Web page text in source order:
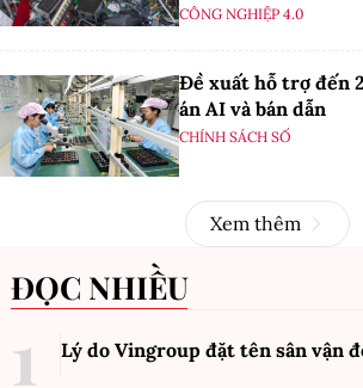
CÔNG NGHIỆP 4.0
Đề xuất hỗ trợ đến
án AI và bán dẫn
CHÍNH SÁCH SỐ
Xem thêm
ĐỌC NHIỀU
Lý do Vingroup đặt tên sân vận